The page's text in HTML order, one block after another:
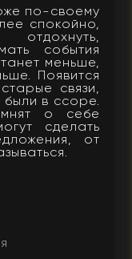
по-своему
спокойно,
события
меньше,
Появится
связи,
были в ссоре.
о себе
сделать
от